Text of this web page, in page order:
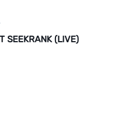
SEEKRANK (LIVE)